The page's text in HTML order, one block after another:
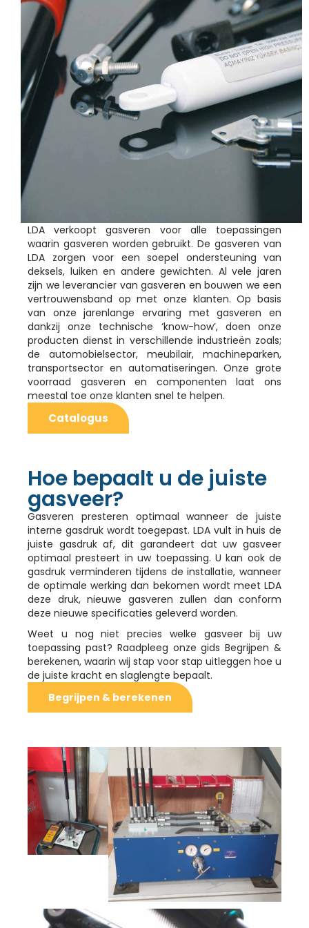
LDA verkoopt gasveren voor alle toepassingen
waarin gasveren worden gebruikt. De gasveren van
LDA zorgen voor een soepel ondersteuning van
deksels, luiken en andere gewichten. Al vele jaren
zijn we leverancier van gasveren en bouwen we een
vertrouwensband op met onze klanten. Op basis
van onze jarenlange ervaring met gasveren en
dankzij onze technische ‘know-how’, doen onze
producten dienst in verschillende industrieën zoals;
de automobielsector, meubilair, machineparken,
transportsector en automatiseringen. Onze grote
voorraad gasveren en componenten laat ons
meestal toe onze klanten snel te helpen.
Catalogus
Hoe bepaalt u de juiste
gasveer?
Gasveren presteren optimaal wanneer de juiste
interne gasdruk wordt toegepast. LDA vult in huis de
juiste gasdruk af, dit garandeert dat uw gasveer
optimaal presteert in uw toepassing. U kan ook de
gasdruk verminderen tijdens de installatie, wanneer
de optimale werking dan bekomen wordt meet LDA
deze druk, nieuwe gasveren zullen dan conform
deze nieuwe specificaties geleverd worden.
Weet u nog niet precies welke gasveer bij uw
toepassing past? Raadpleeg onze gids Begrijpen &
berekenen, waarin wij stap voor stap uitleggen hoe u
de juiste kracht en slaglengte bepaalt.
Begrijpen & berekenen